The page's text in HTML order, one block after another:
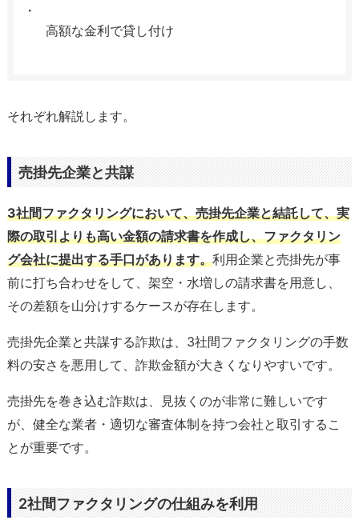
高額な金利で貸し付け
それぞれ解説します。
売掛先企業と共謀
3社間ファクタリングにおいて、売掛先企業と結託して、実
際の取引よりも高い金額の請求書を作成し、ファクタリン
グ会社に提出する手口があります。利用企業と売掛先が事
前に打ち合わせをして、架空・水増しの請求書を用意し、
その差額を山分けするケースが存在します。
売掛先企業と共謀する詐欺は、3社間ファクタリングの手数
料の安さを悪用して、詐欺金額が大きくなりやすいです。
売掛先を巻き込む詐欺は、見抜くのが非常に難しいです
が、健全な業者・適切な審査体制を持つ会社と取引するこ
とが重要です。
2社間ファクタリングの仕組みを利用